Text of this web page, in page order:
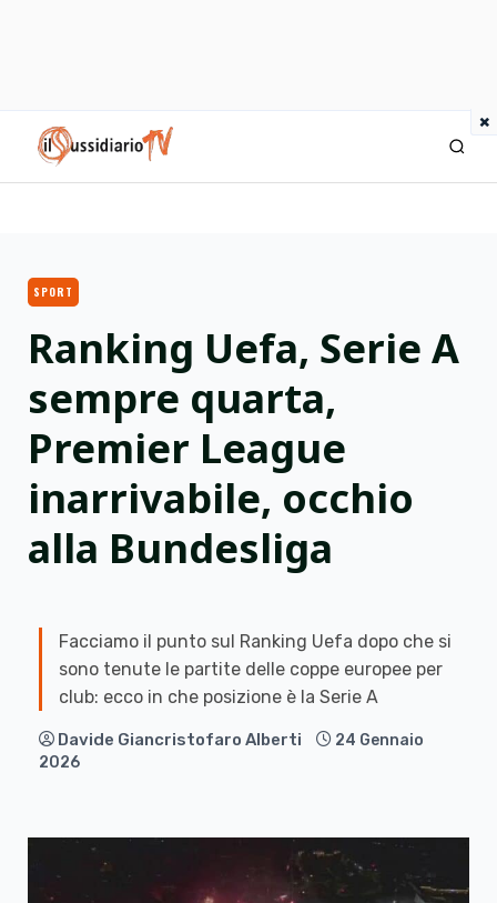
×
IlSussidiario TV
SPORT
Ranking Uefa, Serie A
sempre quarta,
Premier League
inarrivabile, occhio
alla Bundesliga
Facciamo il punto sul Ranking Uefa dopo che si
sono tenute le partite delle coppe europee per
club: ecco in che posizione è la Serie A
Davide Giancristofaro Alberti
24 Gennaio
2026